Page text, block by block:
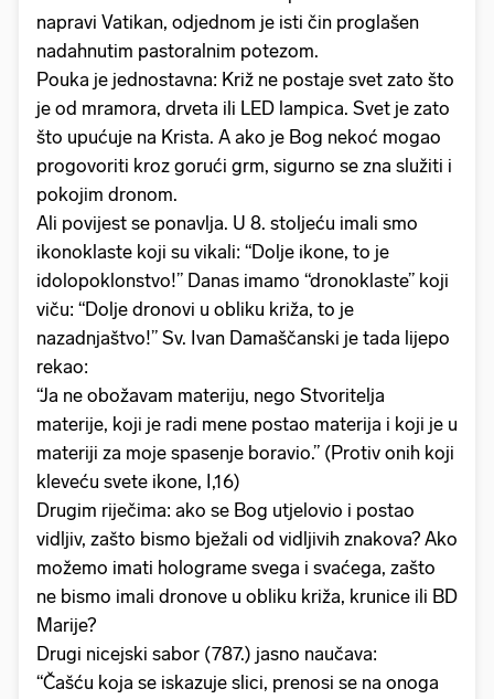
napravi Vatikan, odjednom je isti čin proglašen
nadahnutim pastoralnim potezom.
Pouka je jednostavna: Križ ne postaje svet zato što
je od mramora, drveta ili LED lampica. Svet je zato
što upućuje na Krista. A ako je Bog nekoć mogao
progovoriti kroz gorući grm, sigurno se zna služiti i
pokojim dronom.
Ali povijest se ponavlja. U 8. stoljeću imali smo
ikonoklaste koji su vikali: “Dolje ikone, to je
idolopoklonstvo!” Danas imamo “dronoklaste” koji
viču: “Dolje dronovi u obliku križa, to je
nazadnjaštvo!” Sv. Ivan Damaščanski je tada lijepo
rekao:
“Ja ne obožavam materiju, nego Stvoritelja
materije, koji je radi mene postao materija i koji je u
materiji za moje spasenje boravio.” (Protiv onih koji
kleveću svete ikone, I,16)
Drugim riječima: ako se Bog utjelovio i postao
vidljiv, zašto bismo bježali od vidljivih znakova? Ako
možemo imati holograme svega i svaćega, zašto
ne bismo imali dronove u obliku križa, krunice ili BD
Marije?
Drugi nicejski sabor (787.) jasno naučava:
“Čašću koja se iskazuje slici, prenosi se na onoga